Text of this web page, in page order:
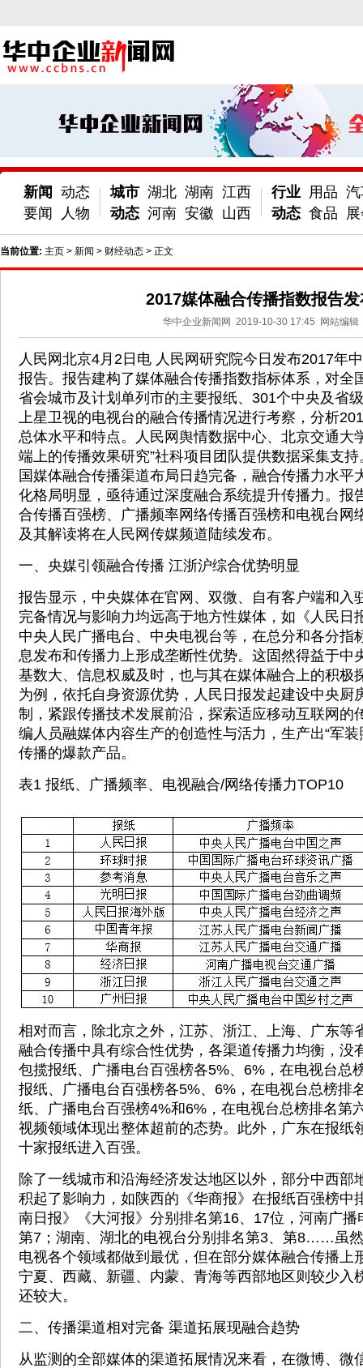
新闻
要闻
动态
人物
城市
动态
湖北 湖南 江西
河南 安徽 山西
行业
动态
用品
食品
当前位置: 主页 > 新闻 > 财经动态 > 正文
2017媒体融合传播指数报告发
华中企业新闻网 2019-10-30 17:45 网站编辑
人民网北京4月2日电 人民网研究院今日发布2017年
报告。报告建构了媒体融合传播指数指标体系，对全
省会城市及计划单列市的主要报纸、301个中央及省
上星卫视的电视台的融合传播情况进行考察，分析
总体水平和特点。人民网舆情数据中心、北京交通大
端上的传播效果研究”社科项目团队提供数据采集支
国媒体融合传播渠道布局日趋完备，融合传播力水平
化格局明显，亟待通过深度融合系统提升传播力。报
合传播百强榜、广播频率网络传播百强榜和电视台网
及其解读将在人民网传媒频道陆续发布。
一、央媒引领融合传播 江浙沪综合优势明显
报告显示，中央媒体在官网、双微、自有客户端和入
完备情况与影响力均远高于地方性媒体，如《人民日
中央人民广播电台、中央电视台等，在总分和各分指
息发布和传播力上形成垄断性优势。这固然得益于中
基数大、信息权威及时，也与其在媒体融合上的积极
为例，依托自身资源优势，人民日报发起建设中央厨
制，紧跟传播技术发展前沿，探索适应移动互联网的
编人员融媒体内容生产的创造性与活力，生产出“军
传播的爆款产品。
表1 报纸、广播频率、电视融合/网络传播力TOP10
相对而言，除北京之外，江苏、浙江、上海、广东等
融合传播中具有综合性优势，各渠道传播力均衡，没
包揽报纸、广播电台百强榜各5%、6%，在电视台总
报纸、广播电台百强榜各5%、6%，在电视台总榜排
纸、广播电台百强榜4%和6%，在电视台总榜排名
视频领域体现出整体超前的态势。此外，广东在报纸
十家报纸进入百强。
除了一线城市和沿海经济发达地区以外，部分中西部
积起了影响力，如陕西的《华商报》在报纸百强榜中
南日报》《大河报》分别排名第16、17位，河南广
第7；湖南、湖北的电视台分别排名第3、第8……虽
电视各个领域都做到最优，但在部分媒体融合传播上
宁夏、西藏、新疆、内蒙、青海等西部地区则较少入
还较大。
二、传播渠道相对完备 渠道拓展现融合趋势
从监测的全部媒体的渠道拓展情况来看，在微博、微